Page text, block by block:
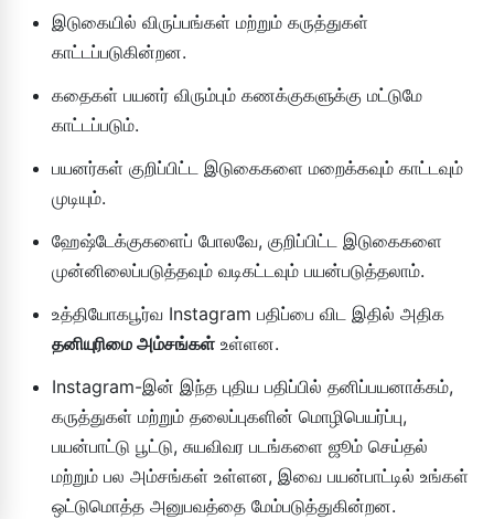
இடுகையில் விருப்பங்கள் மற்றும் கருத்துகள்
காட்டப்படுகின்றன.
கதைகள் பயனர் விரும்பும் கணக்குகளுக்கு மட்டுமே
காட்டப்படும்.
பயனர்கள் குறிப்பிட்ட இடுகைகளை மறைக்கவும் காட்டவும்
முடியும்.
ஹேஷ்டேக்குகளைப் போலவே, குறிப்பிட்ட இடுகைகளை
முன்னிலைப்படுத்தவும் வடிகட்டவும் பயன்படுத்தலாம்.
உத்தியோகபூர்வ Instagram பதிப்பை விட இதில் அதிக
தனியுரிமை அம்சங்கள் உள்ளன.
Instagram-இன் இந்த புதிய பதிப்பில் தனிப்பயனாக்கம்,
கருத்துகள் மற்றும் தலைப்புகளின் மொழிபெயர்ப்பு,
பயன்பாட்டு பூட்டு, சுயவிவர படங்களை ஜூம் செய்தல்
மற்றும் பல அம்சங்கள் உள்ளன, இவை பயன்பாட்டில் உங்கள்
ஒட்டுமொத்த அனுபவத்தை மேம்படுத்துகின்றன.